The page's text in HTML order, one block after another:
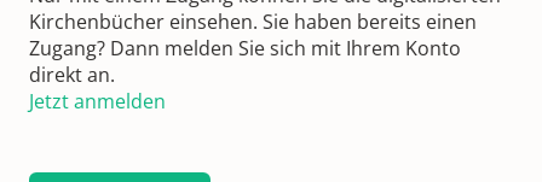
Kirchenbücher einsehen. Sie haben bereits einen
Zugang? Dann melden Sie sich mit Ihrem Konto
direkt an.
Jetzt anmelden